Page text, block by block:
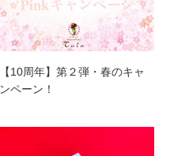
【10周年】第２弾・春のキャ
ンペーン！